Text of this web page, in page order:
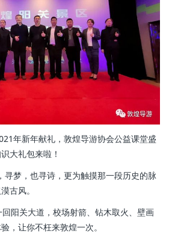
年新年献礼，敦煌导游协会公益课堂盛
大礼包来啦！
梦，也寻诗，更为触摸那一段历史的脉
古风。
阳关大道，校场射箭、钻木取火、壁画
，让你不枉来敦煌一次。